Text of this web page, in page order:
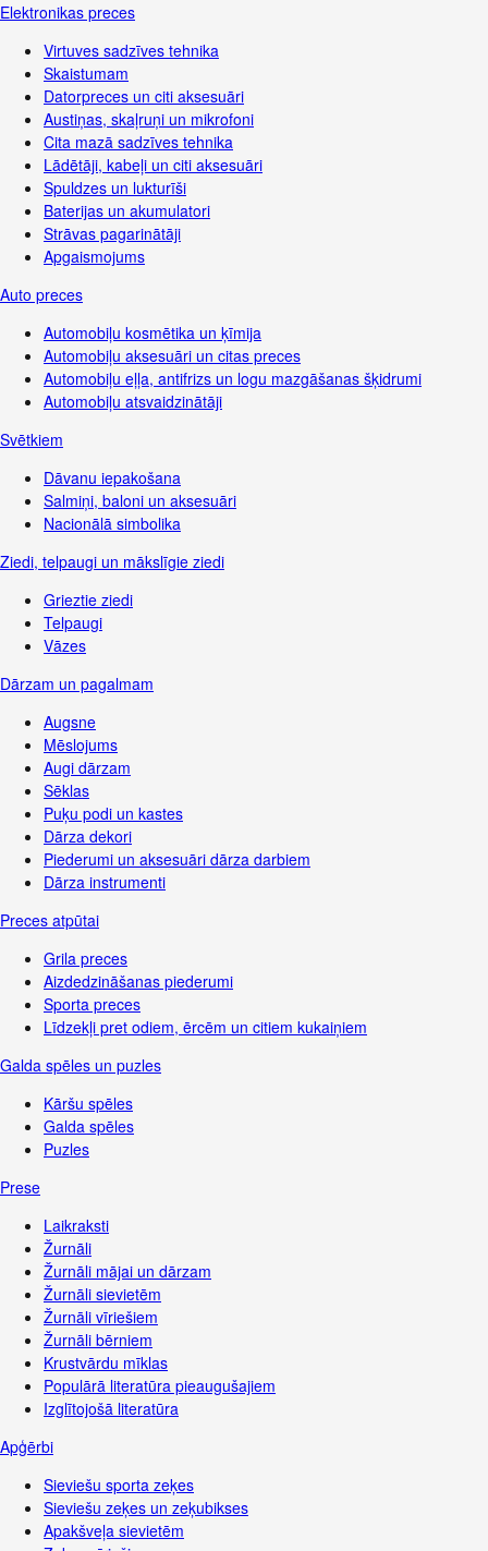
Elektronikas preces
Virtuves sadzīves tehnika
Skaistumam
Datorpreces un citi aksesuāri
Austiņas, skaļruņi un mikrofoni
Cita mazā sadzīves tehnika
Lādētāji, kabeļi un citi aksesuāri
Spuldzes un lukturīši
Baterijas un akumulatori
Strāvas pagarinātāji
Apgaismojums
Auto preces
Automobiļu kosmētika un ķīmija
Automobiļu aksesuāri un citas preces
Automobiļu eļļa, antifrizs un logu mazgāšanas šķidrumi
Automobiļu atsvaidzinātāji
Svētkiem
Dāvanu iepakošana
Salmiņi, baloni un aksesuāri
Nacionālā simbolika
Ziedi, telpaugi un mākslīgie ziedi
Grieztie ziedi
Telpaugi
Vāzes
Dārzam un pagalmam
Augsne
Mēslojums
Augi dārzam
Sēklas
Puķu podi un kastes
Dārza dekori
Piederumi un aksesuāri dārza darbiem
Dārza instrumenti
Preces atpūtai
Grila preces
Aizdedzināšanas piederumi
Sporta preces
Līdzekļi pret odiem, ērcēm un citiem kukaiņiem
Galda spēles un puzles
Kāršu spēles
Galda spēles
Puzles
Prese
Laikraksti
Žurnāli
Žurnāli mājai un dārzam
Žurnāli sievietēm
Žurnāli vīriešiem
Žurnāli bērniem
Krustvārdu mīklas
Populārā literatūra pieaugušajiem
Izglītojošā literatūra
Apģērbi
Sieviešu sporta zeķes
Sieviešu zeķes un zeķubikses
Apakšveļa sievietēm